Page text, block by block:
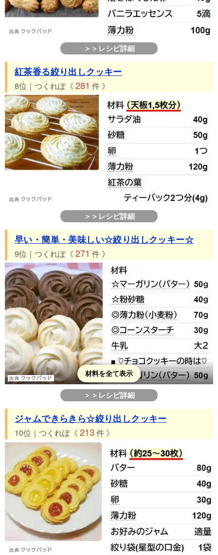
＞＞レシピ詳細
紅茶香る絞り出しクッキー
8位｜つくれぽ《 281 件 》
＞＞レシピ詳細
早い・簡単・美味しい☆絞り出しクッキー☆
9位｜つくれぽ《 271 件 》
材料を全て表示
＞＞レシピ詳細
ジャムできらきら☆絞り出しクッキー
10位｜つくれぽ《 213 件 》